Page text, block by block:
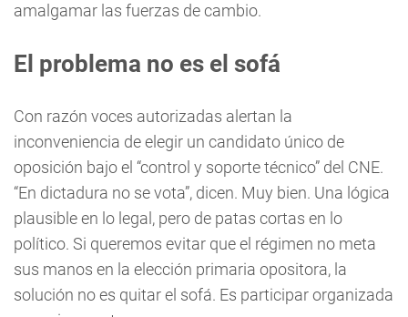
amalgamar las fuerzas de cambio.
El problema no es el sofá
Con razón voces autorizadas alertan la
inconveniencia de elegir un candidato único de
oposición bajo el “control y soporte técnico” del CNE.
“En dictadura no se vota”, dicen. Muy bien. Una lógica
plausible en lo legal, pero de patas cortas en lo
político. Si queremos evitar que el régimen no meta
sus manos en la elección primaria opositora, la
solución no es quitar el sofá. Es participar organizada